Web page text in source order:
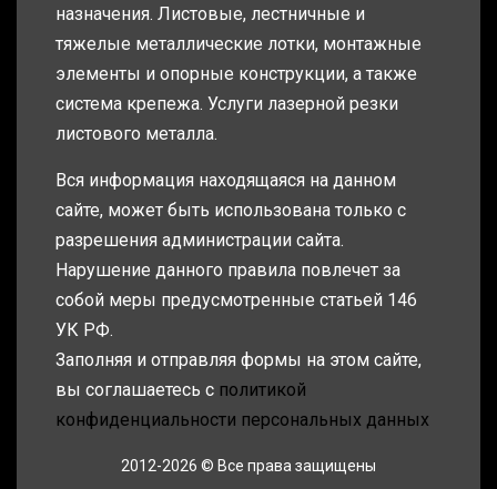
назначения. Листовые, лестничные и
тяжелые металлические лотки, монтажные
элементы и опорные конструкции, а также
система крепежа. Услуги лазерной резки
листового металла.
Вся информация находящаяся на данном
сайте, может быть использована только с
разрешения администрации сайта.
Нарушение данного правила повлечет за
собой меры предусмотренные статьей 146
УК РФ.
Заполняя и отправляя формы на этом сайте,
вы соглашаетесь с политикой
конфиденциальности персональных данных
2012-2026 © Все права защищены